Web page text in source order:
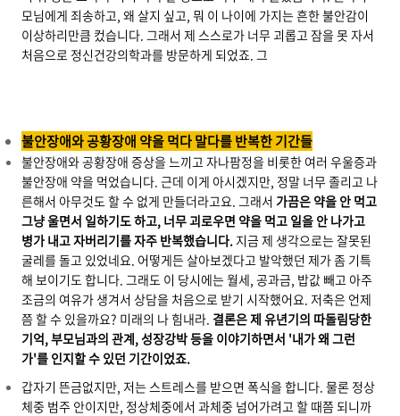
모님에게 죄송하고, 왜 살지 싶고, 뭐 이 나이에 가지는 흔한 불안감이
이상하리만큼 컸습니다. 그래서 제 스스로가 너무 괴롭고 잠을 못 자서
처음으로 정신건강의학과를 방문하게 되었죠. 그
불안장애와 공황장애 약을 먹다 말다를 반복한 기간들
불안장애와 공황장애 증상을 느끼고 자나팜정을 비롯한 여러 우울증과
불안장애 약을 먹었습니다. 근데 이게 아시겠지만, 정말 너무 졸리고 나
른해서 아무것도 할 수 없게 만들더라고요. 그래서 가끔은 약을 안 먹고
그냥 울면서 일하기도 하고, 너무 괴로우면 약을 먹고 일을 안 나가고
병가 내고 자버리기를 자주 반복했습니다. 지금 제 생각으로는 잘못된
굴레를 돌고 있었네요. 어떻게든 살아보겠다고 발악했던 제가 좀 기특
해 보이기도 합니다. 그래도 이 당시에는 월세, 공과금, 밥값 빼고 아주
조금의 여유가 생겨서 상담을 처음으로 받기 시작했어요. 저축은 언제
쯤 할 수 있을까요? 미래의 나 힘내라. 결론은 제 유년기의 따돌림당한
기억, 부모님과의 관계, 성장강박 등을 이야기하면서 '내가 왜 그런
가'를 인지할 수 있던 기간이었죠.
갑자기 뜬금없지만, 저는 스트레스를 받으면 폭식을 합니다. 물론 정상
체중 범주 안이지만, 정상체중에서 과체중 넘어가려고 할 때쯤 되니까